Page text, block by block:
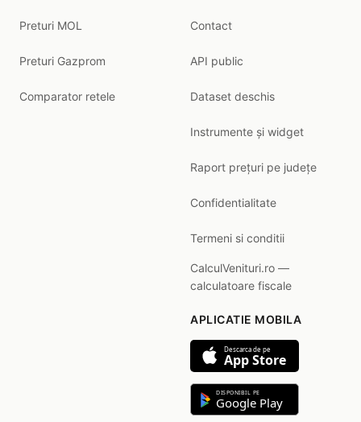
Preturi MOL
Preturi Gazprom
Comparator retele
Contact
API public
Dataset deschis
Instrumente și widget
Raport prețuri pe județe
Confidentialitate
Termeni si conditii
CalculVenituri.ro —
calculatoare fiscale
APLICATIE MOBILA
Descarca de pe
App Store
DISPONIBIL PE
Google Play